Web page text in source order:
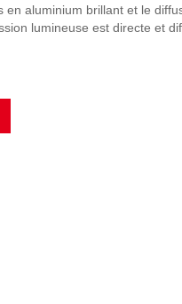
en aluminium brillant et le
lumineuse est directe et